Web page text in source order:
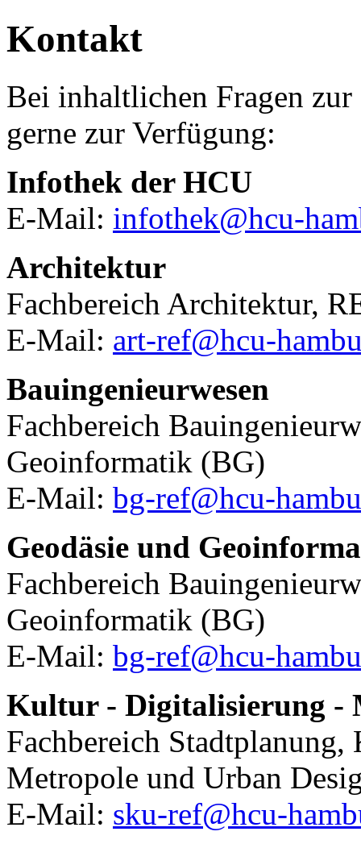
Kontakt
Bei inhaltlichen Fragen
gerne zur Verfügung:
Infothek der HCU
E-Mail: infothek@hcu-
Architektur
Fachbereich Architektur,
E-Mail: art-ref@hcu-
Bauingenieurwesen
Fachbereich
Geoinformatik (BG)
E-Mail: bg-ref@hcu-
Geodäsie und
Fachbereich
Geoinformatik (BG)
E-Mail: bg-ref@hcu-
Kultur - Digitalisierung -
Fachbereich
Metropole und Urban
E-Mail: sku-ref@hcu-